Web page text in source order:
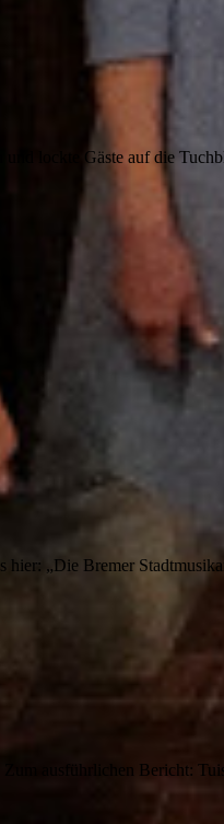
lockte Gäste auf die
„Die Bremer
ausführlichen Bericht: